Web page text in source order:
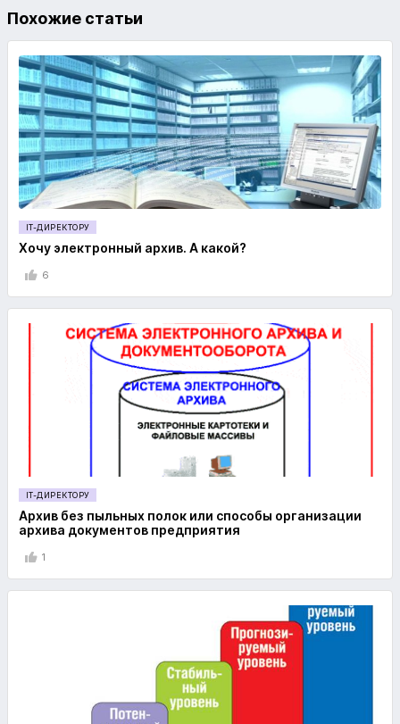
Похожие статьи
IT-ДИРЕКТОРУ
Хочу электронный архив. А какой?
6
IT-ДИРЕКТОРУ
Архив без пыльных полок или способы организации
архива документов предприятия
1